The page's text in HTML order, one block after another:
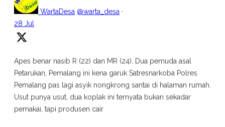
WartaDesa @warta_desa ·
28 Jul
Apes benar nasib R (22) dan MR (24). Dua pemuda asal
Petarukan, Pemalang ini kena garuk Satresnarkoba Polres
Pemalang pas lagi asyik nongkrong santai di halaman rumah.
Usut punya usut, dua koplak ini ternyata bukan sekadar
pemakai, tapi produsen cair